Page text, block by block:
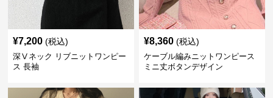
¥7,200 (税込)
深Ⅴネック リブニットワンピー
ス 長袖
¥8,360 (税込)
ケーブル編みニットワンピース
ミニ丈ボタンデザイン